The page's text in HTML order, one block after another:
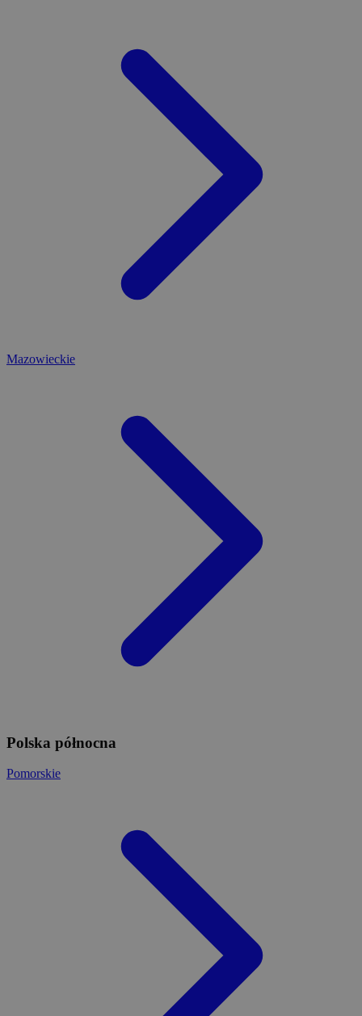
Mazowieckie
Polska północna
Pomorskie